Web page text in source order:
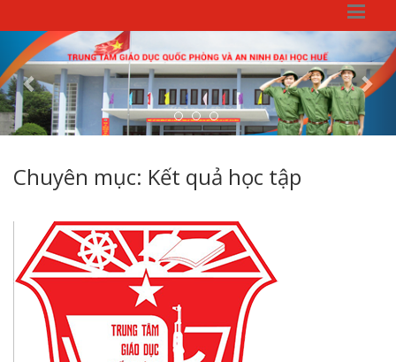
Previous
Chuyên mục: Kết quả học tập